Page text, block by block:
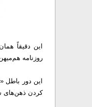
این دقیقاً
روزنامه
این دور باطل
کردن ذهن‌های